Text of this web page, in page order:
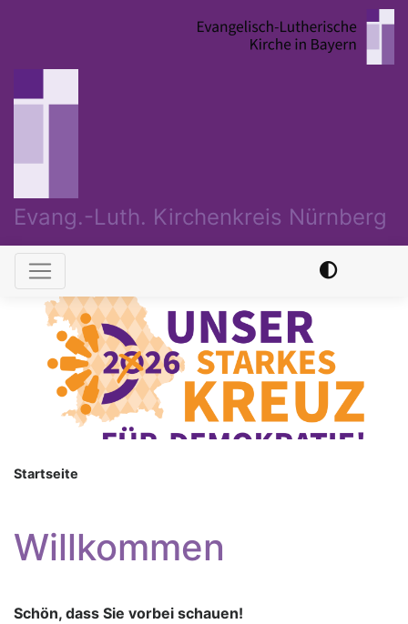
Evang.-Luth. Kirchenkreis Nürnberg
Hauptnavigation
Previous
Startseite
Willkommen
Schön, dass Sie vorbei schauen!